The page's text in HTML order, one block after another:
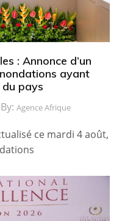
: Annonce d’un
ayant
pays
Agence Afrique
ce mardi 4 août,